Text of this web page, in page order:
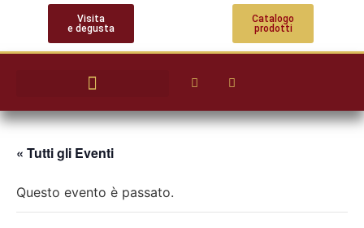
Visita
e degusta
Catalogo
prodotti
« Tutti gli Eventi
Questo evento è passato.